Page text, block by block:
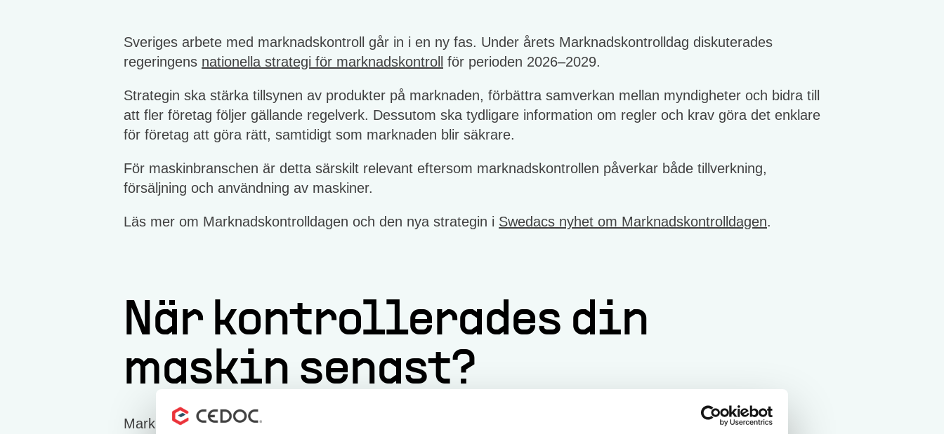
Sveriges arbete med marknadskontroll går in i en ny fas. Under årets Marknadskontrolldag diskuterades
regeringens nationella strategi för marknadskontroll för perioden 2026–2029.
Strategin ska stärka tillsynen av produkter på marknaden, förbättra samverkan mellan myndigheter och bidra till
att fler företag följer gällande regelverk. Dessutom ska tydligare information om regler och krav göra det enklare
för företag att göra rätt, samtidigt som marknaden blir säkrare.
För maskinbranschen är detta särskilt relevant eftersom marknadskontrollen påverkar både tillverkning,
försäljning och användning av maskiner.
Läs mer om Marknadskontrolldagen och den nya strategin i Swedacs nyhet om Marknadskontrolldagen.
När kontrollerades din
maskin senast?
Marknadskontroll innebär att myndigheter granskar om produkter som säljs eller ska användas uppfyller